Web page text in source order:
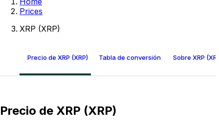
Prices
XRP (XRP)
Precio de XRP (XRP) Tabla de conversión de XRPSobre XRP
Precio de XRP (XRP)